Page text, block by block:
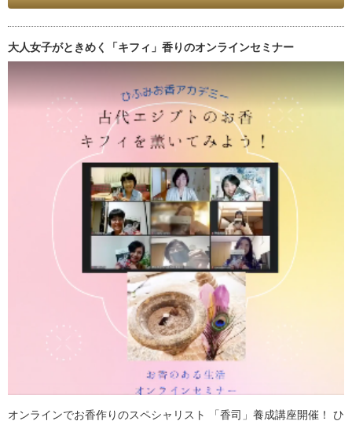
大人女子がときめく「キフィ」香りのオンラインセミナー
オンラインでお香作りのスペシャリスト 「香司」養成講座開催！ ひ